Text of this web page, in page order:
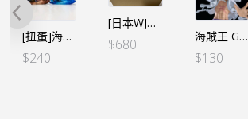
[扭蛋]海賊王 惡魔果實系列 豪華扭蛋 Vol.1 (2個SET) *行版
$240
[日本WJ應募限定] WCF 第5彈 Ⓐ路飛 尼卡覺醒形態 (2個SET)
$680 海賊王 Grandista 四皇- 路飛 五檔 III（行）
$130